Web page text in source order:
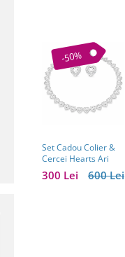
-50%
Set Cadou Colier &
Cercei Hearts Ari
600 Lei
300 Lei